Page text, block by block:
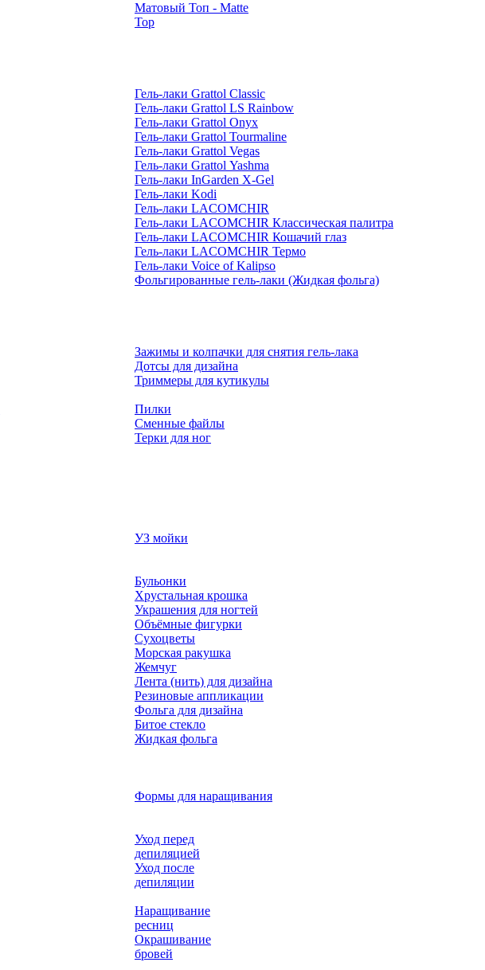
Матовый Топ - Matte
Top
Гель-лаки Grattol Classic
Гель-лаки Grattol LS Rainbow
Гель-лаки Grattol Onyx
Гель-лаки Grattol Tourmaline
Гель-лаки Grattol Vegas
Гель-лаки Grattol Yashma
Гель-лаки InGarden X-Gel
Гель-лаки Kodi
Гель-лаки LACOMCHIR
Гель-лаки LACOMCHIR Классическая палитра
Гель-лаки LACOMCHIR Кошачий глаз
Гель-лаки LACOMCHIR Термо
Гель-лаки Voice of Kalipso
Фольгированные гель-лаки (Жидкая фольга)
Зажимы и колпачки для снятия гель-лака
Дотсы для дизайна
Триммеры для кутикулы
Пилки
Сменные файлы
Терки для ног
УЗ мойки
Бульонки
Хрустальная крошка
Украшения для ногтей
Объёмные фигурки
Сухоцветы
Морская ракушка
Жемчуг
Лента (нить) для дизайна
Резиновые аппликации
Фольга для дизайна
Битое стекло
Жидкая фольга
Формы для наращивания
Уход перед
депиляцией
Уход после
депиляции
Наращивание
ресниц
Окрашивание
бровей